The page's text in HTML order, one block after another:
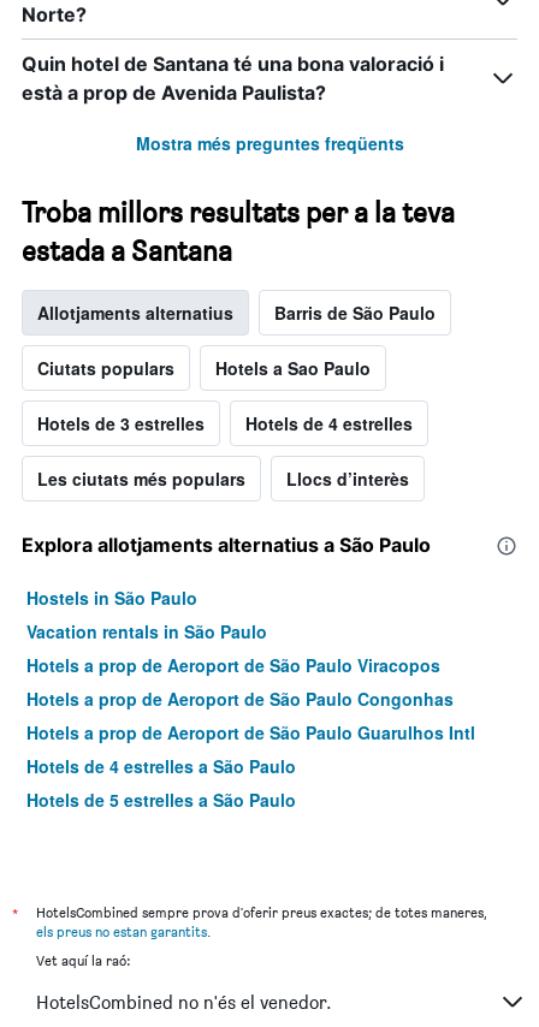
Norte?
Quin hotel de Santana té una bona valoració i
està a prop de Avenida Paulista?
Mostra més preguntes freqüents
Troba millors resultats per a la teva
estada a Santana
Allotjaments alternatius Barris de São Paulo
Ciutats populars Hotels a Sao Paulo
Hotels de 3 estrelles Hotels de 4 estrelles
Les ciutats més populars Llocs d’interès
Explora allotjaments alternatius a São Paulo
Hostels in São Paulo
Vacation rentals in São Paulo
Hotels a prop de Aeroport de São Paulo Viracopos
Hotels a prop de Aeroport de São Paulo Congonhas
Hotels a prop de Aeroport de São Paulo Guarulhos Intl
Hotels de 4 estrelles a São Paulo
Hotels de 5 estrelles a São Paulo
*
HotelsCombined sempre prova d'oferir preus exactes; de totes maneres,
els preus no estan garantits.
Vet aquí la raó:
HotelsCombined no n'és el venedor.